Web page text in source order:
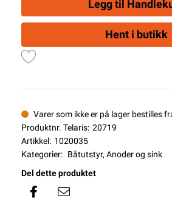
Legg til
Hent i butikk
Varer som ikke er på lager bestilles
Produktnr. Telaris: 20719
Artikkel: 1020035
Kategorier: Båtutstyr, Anoder og sink
Del dette produktet